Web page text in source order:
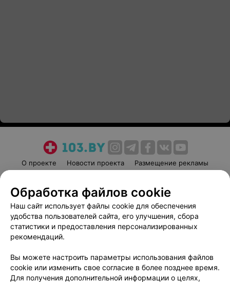
О проекте Новости проекта
Размещение рекламы
Пользовательское соглашение
Способы оплаты
Вакансии
Партнеры
Написать руководителю 103.by
Обработка персональных данных
Обработка файлов cookie
Наш сайт использует файлы cookie для обеспечения
удобства пользователей сайта, его улучшения, сбора
статистики и предоставления персонализированных
рекомендаций.
Вы можете настроить параметры использования файлов
cookie или изменить свое согласие в более позднее время.
Для получения дополнительной информации о целях,